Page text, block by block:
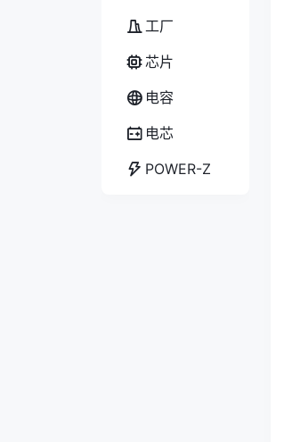
工厂
芯片
电容
电芯
POWER-Z